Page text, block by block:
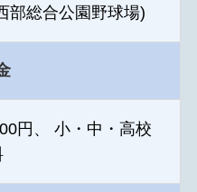
部総合公園野球場)
円、 小・中・高校